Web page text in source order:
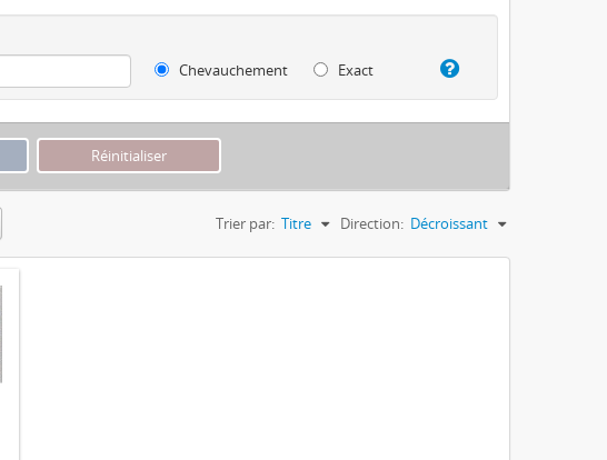
Chevauchement
Exact
Trier par: Titre Direction: Décroissant